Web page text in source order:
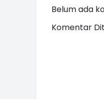
Belum ada
Komentar